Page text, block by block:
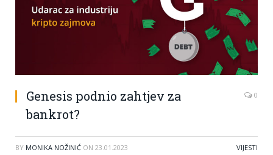
Genesis podnio zahtjev za
bankrot?
0
BY MONIKA NOŽINIĆ ON 23.01.2023 VIJESTI